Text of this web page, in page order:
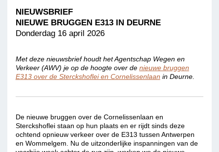
NIEUWSBRIEF
NIEUWE BRUGGEN E313 IN DEURNE
Donderdag 16 april 2026
Met deze nieuwsbrief houdt het Agentschap Wegen en
Verkeer (AWV) je op de hoogte over de nieuwe bruggen
E313 over de Sterckshoflei en Cornelissenlaan in Deurne.
De nieuwe bruggen over de Cornelissenlaan en
Sterckshoflei staan op hun plaats en er rijdt sinds deze
ochtend opnieuw verkeer over de E313 tussen Antwerpen
en Wommelgem. Nu de uitzonderlijke inspanningen van de